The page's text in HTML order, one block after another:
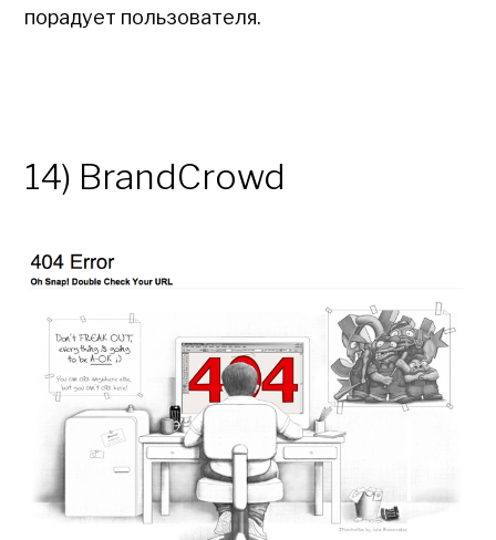
порадует пользователя.
14) BrandCrowd